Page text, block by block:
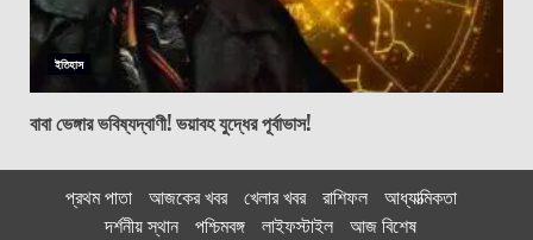
ইতিহাস
বাবা ভেঙ্গার ভবিষ্যদ্বাণী! ভয়াবহ যুদ্ধের পূর্বাভাস!
প্রথম পাতা আজকের খবর খেলার খবর রাশিফল
আধ্যাত্মিকতা
দর্শনীয় স্থান পশ্চিমবঙ্গ লাইফস্টাইল আজ বিশেষ